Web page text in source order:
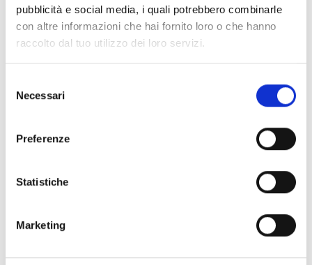
pubblicità e social media, i quali potrebbero combinarle
con altre informazioni che hai fornito loro o che hanno
raccolto dal tuo utilizzo dei loro servizi.
delNecessari
Preferenze
Statistiche
Marketing
16/08/2026
Tarres